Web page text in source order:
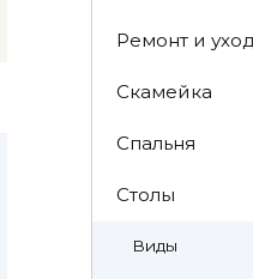
Ремонт и уход
Скамейка
Спальня
Столы
Виды